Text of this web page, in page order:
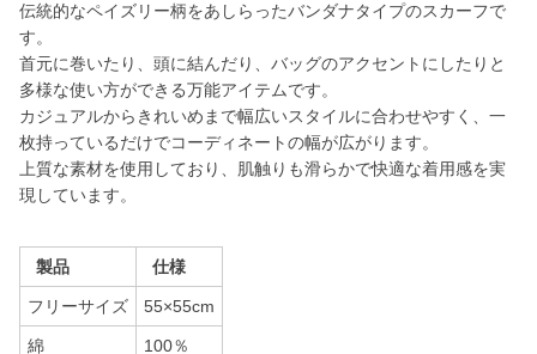
伝統的なペイズリー柄をあしらったバンダナタイプのスカーフで
す。
首元に巻いたり、頭に結んだり、バッグのアクセントにしたりと
多様な使い方ができる万能アイテムです。
カジュアルからきれいめまで幅広いスタイルに合わせやすく、一
枚持っているだけでコーディネートの幅が広がります。
上質な素材を使用しており、肌触りも滑らかで快適な着用感を実
現しています。
製品 仕様
フリーサイズ 55×55cm
綿 100％